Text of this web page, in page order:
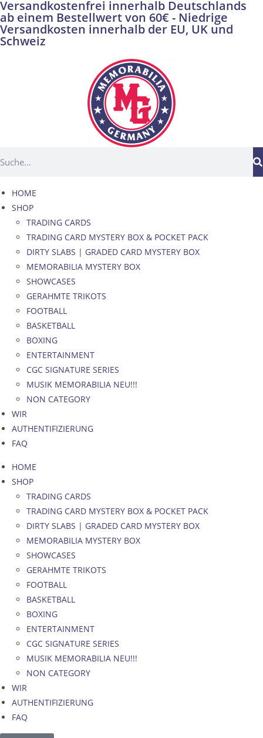
Versandkostenfrei innerhalb Deutschlands
ab einem Bestellwert von 60€ - Niedrige
Versandkosten innerhalb der EU, UK und
Schweiz
HOME
SHOP
TRADING CARDS
TRADING CARD MYSTERY BOX & POCKET PACK
DIRTY SLABS | GRADED CARD MYSTERY BOX
MEMORABILIA MYSTERY BOX
SHOWCASES
GERAHMTE TRIKOTS
FOOTBALL
BASKETBALL
BOXING
ENTERTAINMENT
CGC SIGNATURE SERIES
MUSIK MEMORABILIA NEU!!!
NON CATEGORY
WIR
AUTHENTIFIZIERUNG
FAQ
HOME
SHOP
TRADING CARDS
TRADING CARD MYSTERY BOX & POCKET PACK
DIRTY SLABS | GRADED CARD MYSTERY BOX
MEMORABILIA MYSTERY BOX
SHOWCASES
GERAHMTE TRIKOTS
FOOTBALL
BASKETBALL
BOXING
ENTERTAINMENT
CGC SIGNATURE SERIES
MUSIK MEMORABILIA NEU!!!
NON CATEGORY
WIR
AUTHENTIFIZIERUNG
FAQ